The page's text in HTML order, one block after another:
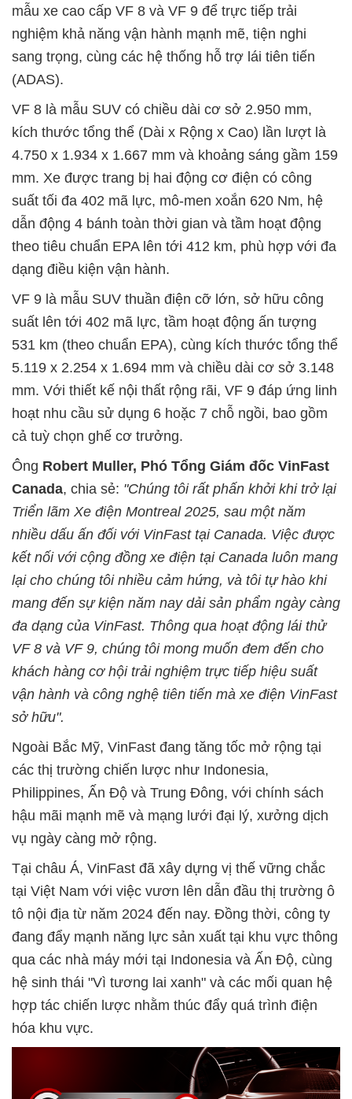
mẫu xe cao cấp VF 8 và VF 9 để trực tiếp trải
nghiệm khả năng vận hành mạnh mẽ, tiện nghi
sang trọng, cùng các hệ thống hỗ trợ lái tiên tiến
(ADAS).
VF 8 là mẫu SUV có chiều dài cơ sở 2.950 mm,
kích thước tổng thể (Dài x Rộng x Cao) lần lượt là
4.750 x 1.934 x 1.667 mm và khoảng sáng gầm 159
mm. Xe được trang bị hai động cơ điện có công
suất tối đa 402 mã lực, mô-men xoắn 620 Nm, hệ
dẫn động 4 bánh toàn thời gian và tầm hoạt động
theo tiêu chuẩn EPA lên tới 412 km, phù hợp với đa
dạng điều kiện vận hành.
VF 9 là mẫu SUV thuần điện cỡ lớn, sở hữu công
suất lên tới 402 mã lực, tầm hoạt động ấn tượng
531 km (theo chuẩn EPA), cùng kích thước tổng thể
5.119 x 2.254 x 1.694 mm và chiều dài cơ sở 3.148
mm. Với thiết kế nội thất rộng rãi, VF 9 đáp ứng linh
hoạt nhu cầu sử dụng 6 hoặc 7 chỗ ngồi, bao gồm
cả tuỳ chọn ghế cơ trưởng.
Ông Robert Muller, Phó Tổng Giám đốc VinFast
Canada, chia sẻ: "Chúng tôi rất phấn khởi khi trở lại
Triển lãm Xe điện Montreal 2025, sau một năm
nhiều dấu ấn đối với VinFast tại Canada. Việc được
kết nối với cộng đồng xe điện tại Canada luôn mang
lại cho chúng tôi nhiều cảm hứng, và tôi tự hào khi
mang đến sự kiện năm nay dải sản phẩm ngày càng
đa dạng của VinFast. Thông qua hoạt động lái thử
VF 8 và VF 9, chúng tôi mong muốn đem đến cho
khách hàng cơ hội trải nghiệm trực tiếp hiệu suất
vận hành và công nghệ tiên tiến mà xe điện VinFast
sở hữu".
Ngoài Bắc Mỹ, VinFast đang tăng tốc mở rộng tại
các thị trường chiến lược như Indonesia,
Philippines, Ấn Độ và Trung Đông, với chính sách
hậu mãi mạnh mẽ và mạng lưới đại lý, xưởng dịch
vụ ngày càng mở rộng.
Tại châu Á, VinFast đã xây dựng vị thế vững chắc
tại Việt Nam với việc vươn lên dẫn đầu thị trường ô
tô nội địa từ năm 2024 đến nay. Đồng thời, công ty
đang đẩy mạnh năng lực sản xuất tại khu vực thông
qua các nhà máy mới tại Indonesia và Ấn Độ, cùng
hệ sinh thái "Vì tương lai xanh" và các mối quan hệ
hợp tác chiến lược nhằm thúc đẩy quá trình điện
hóa khu vực.